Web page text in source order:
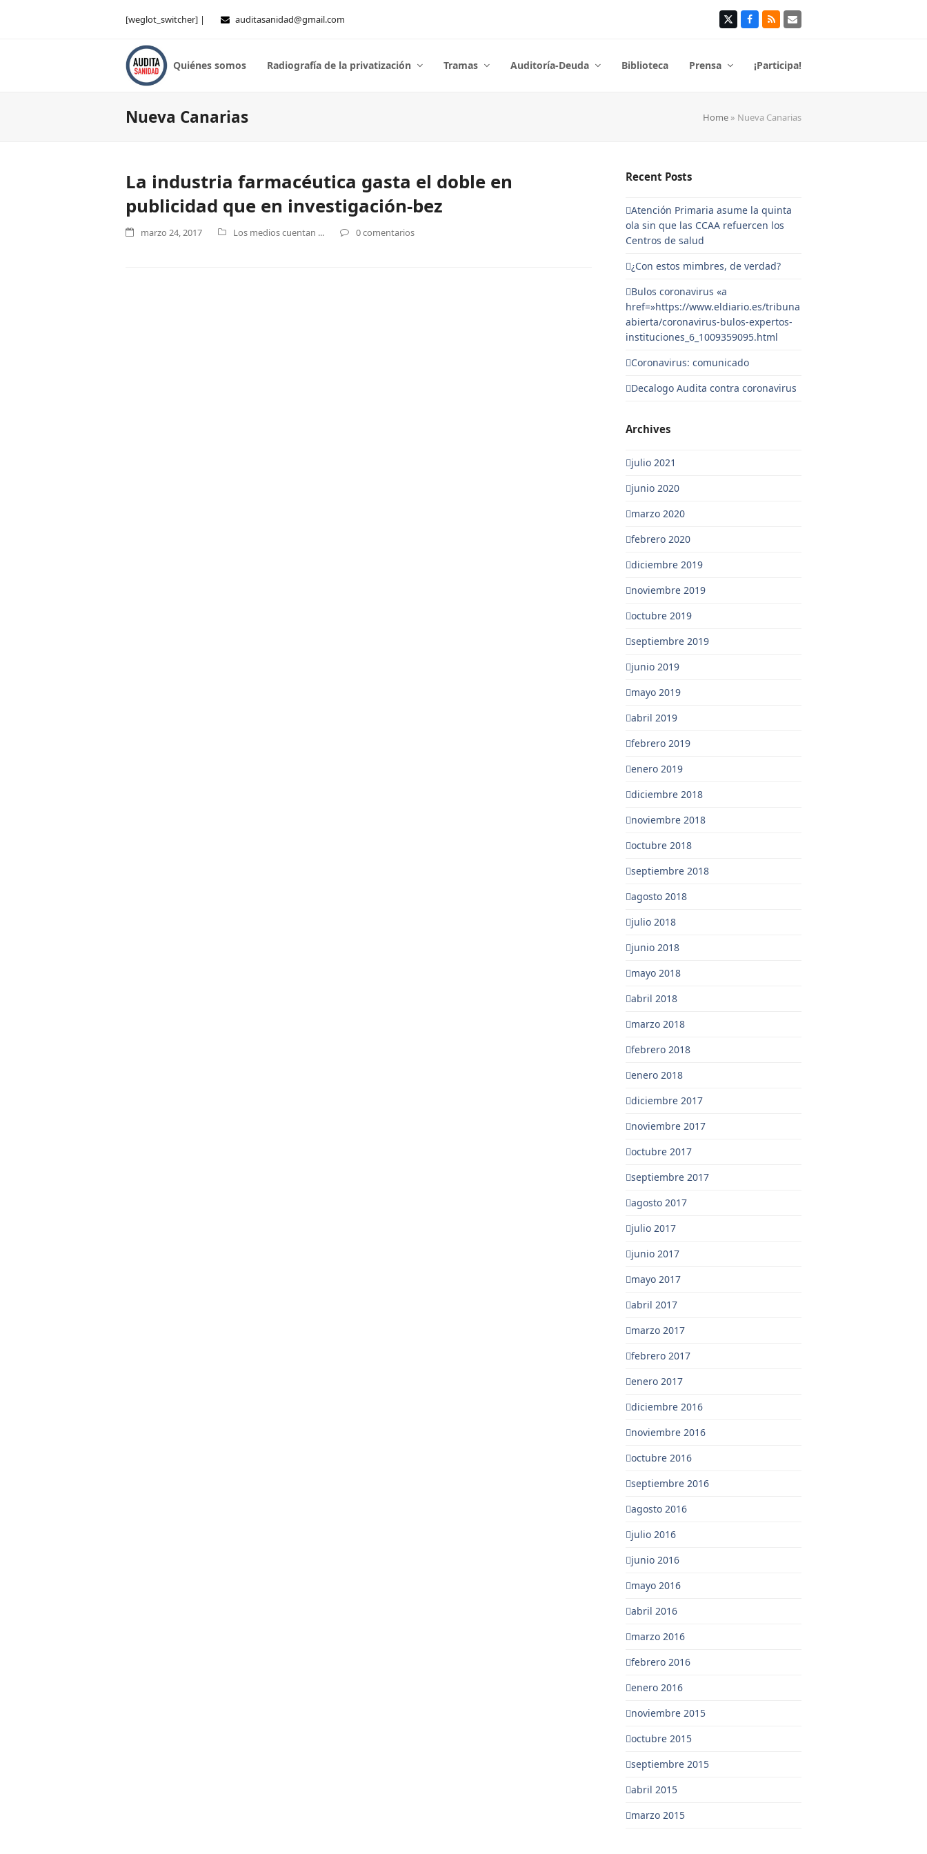
[weglot_switcher] | auditasanidad@gmail.com TwitterFacebook
RSS Correo
Quiénes somos Radiografía de la privatización Tramas Auditoría-Deuda Biblioteca Prensa ¡Participa!
Nueva Canarias Home » Nueva Canarias
La industria farmacéutica gasta el doble en
publicidad que en investigación-bez
marzo 24, 2017 Los medios cuentan ... 0 comentarios
Recent Posts
Atención Primaria asume la quinta
ola sin que las CCAA refuercen los
Centros de salud
¿Con estos mimbres, de verdad?
Bulos coronavirus «a
href=»https://www.eldiario.es/tribuna
abierta/coronavirus-bulos-expertos-
instituciones_6_1009359095.html
Coronavirus: comunicado
Decalogo Audita contra coronavirus
Archives
julio 2021
junio 2020
marzo 2020
febrero 2020
diciembre 2019
noviembre 2019
octubre 2019
septiembre 2019
junio 2019
mayo 2019
abril 2019
febrero 2019
enero 2019
diciembre 2018
noviembre 2018
octubre 2018
septiembre 2018
agosto 2018
julio 2018
junio 2018
mayo 2018
abril 2018
marzo 2018
febrero 2018
enero 2018
diciembre 2017
noviembre 2017
octubre 2017
septiembre 2017
agosto 2017
julio 2017
junio 2017
mayo 2017
abril 2017
marzo 2017
febrero 2017
enero 2017
diciembre 2016
noviembre 2016
octubre 2016
septiembre 2016
agosto 2016
julio 2016
junio 2016
mayo 2016
abril 2016
marzo 2016
febrero 2016
enero 2016
noviembre 2015
octubre 2015
septiembre 2015
abril 2015
marzo 2015